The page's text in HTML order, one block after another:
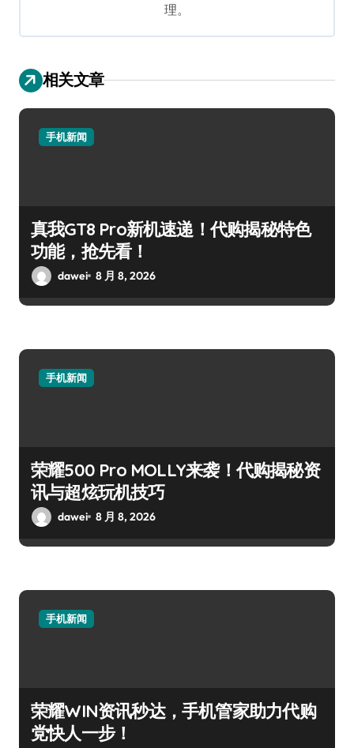
理。
相关文章
手机新闻
真我GT8 Pro新机速递！代购揭秘特色
功能，抢先看！
dawei 8 月 8, 2026
手机新闻
荣耀500 Pro MOLLY来袭！代购揭秘资
讯与超炫玩机技巧
dawei 8 月 8, 2026
手机新闻
荣耀WIN资讯秒达，手机管家助力代购
党快人一步！